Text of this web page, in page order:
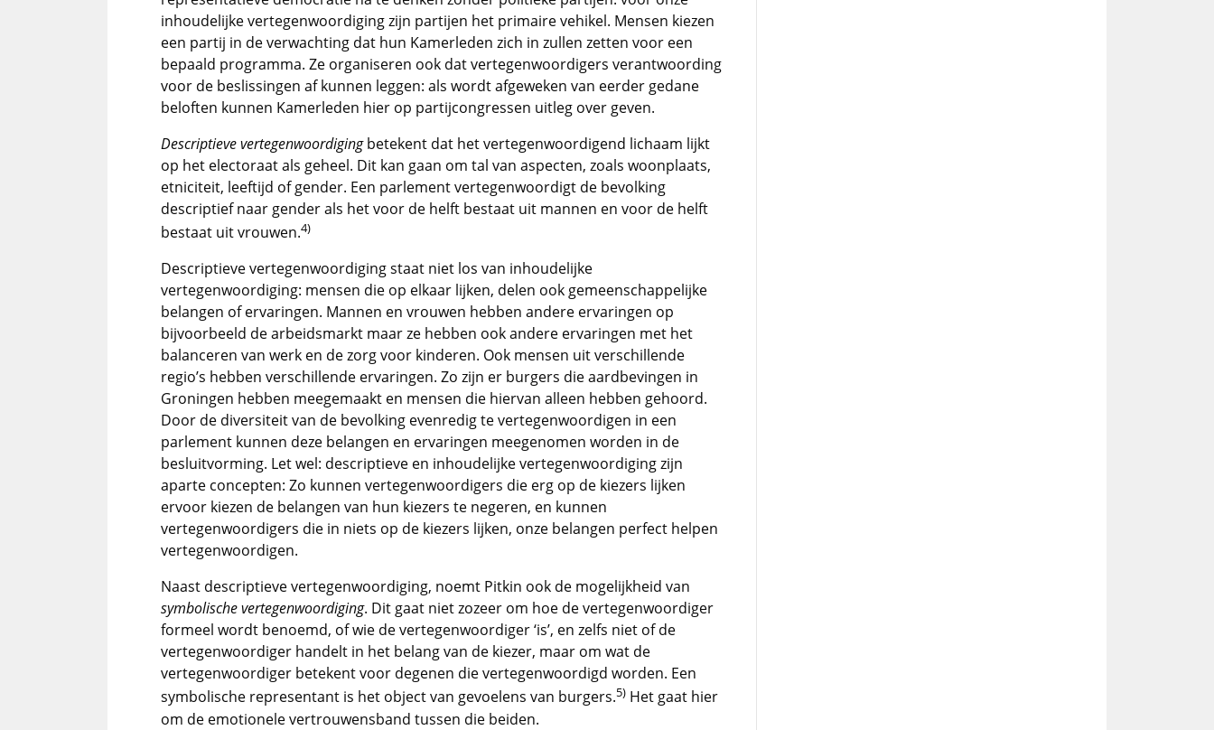
inhoudelijke vertegenwoordiging zijn partijen het primaire vehikel. Mensen kiezen
een partij in de verwachting dat hun Kamerleden zich in zullen zetten voor een
bepaald programma. Ze organiseren ook dat vertegenwoordigers verantwoording
voor de beslissingen af kunnen leggen: als wordt afgeweken van eerder gedane
beloften kunnen Kamerleden hier op partijcongressen uitleg over geven.
Descriptieve vertegenwoordigingbetekent dat het vertegenwoordigend lichaam lijkt
op het electoraat als geheel. Dit kan gaan om tal van aspecten, zoals woonplaats,
etniciteit, leeftijd of gender. Een parlement vertegenwoordigt de bevolking
descriptief naar gender als het voor de helft bestaat uit mannen en voor de helft
bestaat uit vrouwen.4)
Descriptieve vertegenwoordiging staat niet los van inhoudelijke
vertegenwoordiging: mensen die op elkaar lijken, delen ook gemeenschappelijke
belangen of ervaringen. Mannen en vrouwen hebben andere ervaringen op
bijvoorbeeld de arbeidsmarkt maar ze hebben ook andere ervaringen met het
balanceren van werk en de zorg voor kinderen. Ook mensen uit verschillende
regio’s hebben verschillende ervaringen. Zo zijn er burgers die aardbevingen in
Groningen hebben meegemaakt en mensen die hiervan alleen hebben gehoord.
Door de diversiteit van de bevolking evenredig te vertegenwoordigen in een
parlement kunnen deze belangen en ervaringen meegenomen worden in de
besluitvorming. Let wel: descriptieve en inhoudelijke vertegenwoordiging zijn
aparte concepten: Zo kunnen vertegenwoordigers die erg op de kiezers lijken
ervoor kiezen de belangen van hun kiezers te negeren, en kunnen
vertegenwoordigers die in niets op de kiezers lijken, onze belangen perfect helpen
vertegenwoordigen.
Naast descriptieve vertegenwoordiging, noemt Pitkin ook de mogelijkheid van
symbolische vertegenwoordiging. Dit gaat niet zozeer om hoe de vertegenwoordiger
formeel wordt benoemd, of wie de vertegenwoordiger ‘is’, en zelfs niet of de
vertegenwoordiger handelt in het belang van de kiezer, maar om wat de
vertegenwoordiger betekent voor degenen die vertegenwoordigd worden. Een
symbolische representant is het object van gevoelens van burgers.5) Het gaat hier
om de emotionele vertrouwensband tussen die beiden.